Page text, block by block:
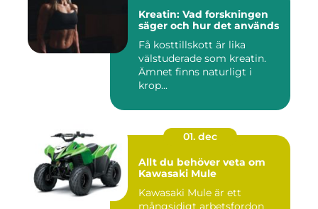
Kreatin: Vad forskningen
säger och hur det används
Få kosttillskott är lika
välstuderade som kreatin.
Ämnet finns naturligt i
krop...
01. dec
Allt du behöver veta om
Kawasaki Mule
Kawasaki Mule är ett
mångsidigt arbetsfordon